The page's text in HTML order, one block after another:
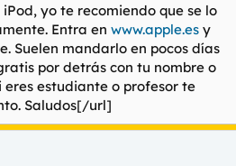
yo te recomiendo que se lo
Entra en www.apple.es y
Suelen mandarlo en pocos días
por detrás con tu nombre o
eres estudiante o profesor te
Saludos[/url]